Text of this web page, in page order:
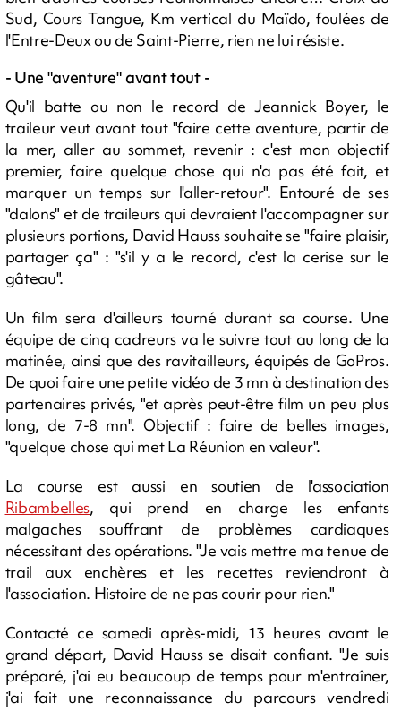
Sud, Cours Tangue, Km vertical du Maïdo, foulées de
l'Entre-Deux ou de Saint-Pierre, rien ne lui résiste.
- Une "aventure" avant tout -
Qu'il batte ou non le record de Jeannick Boyer, le
traileur veut avant tout "faire cette aventure, partir de
la mer, aller au sommet, revenir : c'est mon objectif
premier, faire quelque chose qui n'a pas été fait, et
marquer un temps sur l'aller-retour". Entouré de ses
"dalons" et de traileurs qui devraient l'accompagner sur
plusieurs portions, David Hauss souhaite se "faire plaisir,
partager ça" : "s'il y a le record, c'est la cerise sur le
gâteau".
Un film sera d'ailleurs tourné durant sa course. Une
équipe de cinq cadreurs va le suivre tout au long de la
matinée, ainsi que des ravitailleurs, équipés de GoPros.
De quoi faire une petite vidéo de 3 mn à destination des
partenaires privés, "et après peut-être film un peu plus
long, de 7-8 mn". Objectif : faire de belles images,
"quelque chose qui met La Réunion en valeur".
La course est aussi en soutien de l'association
Ribambelles, qui prend en charge les enfants
malgaches souffrant de problèmes cardiaques
nécessitant des opérations. "Je vais mettre ma tenue de
trail aux enchères et les recettes reviendront à
l'association. Histoire de ne pas courir pour rien."
Contacté ce samedi après-midi, 13 heures avant le
grand départ, David Hauss se disait confiant. "Je suis
préparé, j'ai eu beaucoup de temps pour m'entraîner,
j'ai fait une reconnaissance du parcours vendredi